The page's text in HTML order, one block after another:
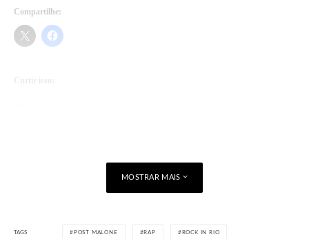
Compartilhe:
MOSTRAR MAIS
TAGS POST MALONE RAP ROCK IN RIO